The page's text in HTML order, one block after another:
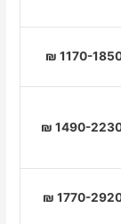
1170-1850
1490-2230
1770-2920